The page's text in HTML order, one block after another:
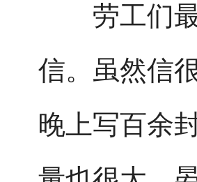
劳工们最
信。虽然信
晚上写百余